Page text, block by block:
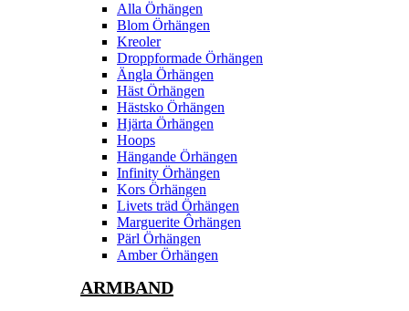
Alla Örhängen
Blom Örhängen
Kreoler
Droppformade Örhängen
Ängla Örhängen
Häst Örhängen
Hästsko Örhängen
Hjärta Örhängen
Hoops
Hängande Örhängen
Infinity Örhängen
Kors Örhängen
Livets träd Örhängen
Marguerite Ôrhängen
Pärl Örhängen
Amber Örhängen
ARMBAND